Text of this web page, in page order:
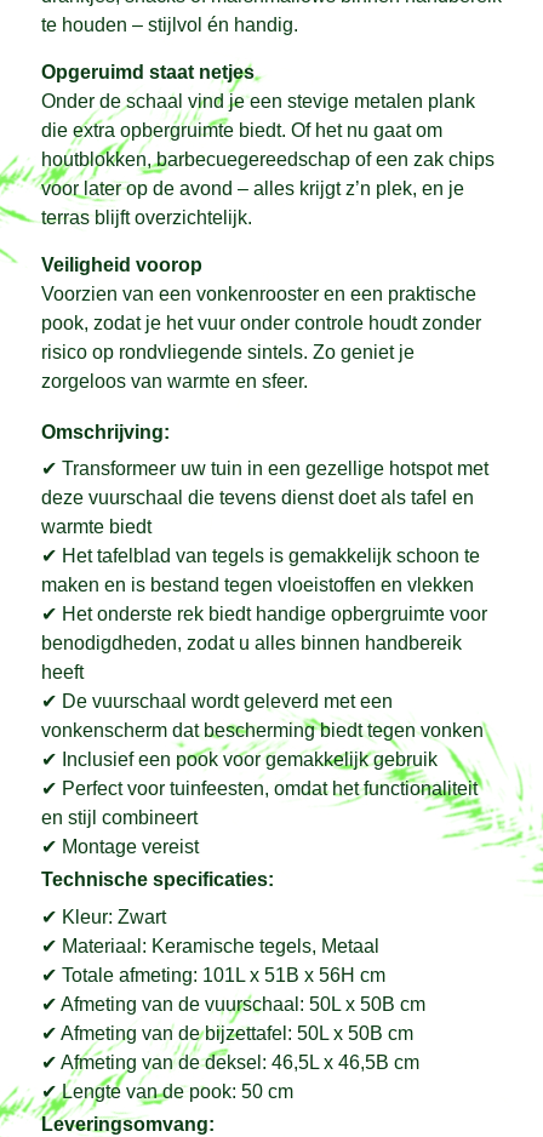
te houden – stijlvol én handig.
Opgeruimd staat netjes
Onder de schaal vind je een stevige metalen plank
die extra opbergruimte biedt. Of het nu gaat om
houtblokken, barbecuegereedschap of een zak chips
voor later op de avond – alles krijgt z’n plek, en je
terras blijft overzichtelijk.
Veiligheid voorop
Voorzien van een vonkenrooster en een praktische
pook, zodat je het vuur onder controle houdt zonder
risico op rondvliegende sintels. Zo geniet je
zorgeloos van warmte en sfeer.
Omschrijving:
✔ Transformeer uw tuin in een gezellige hotspot met
deze vuurschaal die tevens dienst doet als tafel en
warmte biedt
✔ Het tafelblad van tegels is gemakkelijk schoon te
maken en is bestand tegen vloeistoffen en vlekken
✔ Het onderste rek biedt handige opbergruimte voor
benodigdheden, zodat u alles binnen handbereik
heeft
✔ De vuurschaal wordt geleverd met een
vonkenscherm dat bescherming biedt tegen vonken
✔ Inclusief een pook voor gemakkelijk gebruik
✔ Perfect voor tuinfeesten, omdat het functionaliteit
en stijl combineert
✔ Montage vereist
Technische specificaties:
✔ Kleur: Zwart
✔ Materiaal: Keramische tegels, Metaal
✔ Totale afmeting: 101L x 51B x 56H cm
✔ Afmeting van de vuurschaal: 50L x 50B cm
✔ Afmeting van de bijzettafel: 50L x 50B cm
✔ Afmeting van de deksel: 46,5L x 46,5B cm
✔ Lengte van de pook: 50 cm
Leveringsomvang: